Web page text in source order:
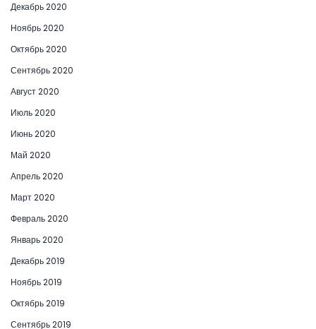
Декабрь 2020
Ноябрь 2020
Октябрь 2020
Сентябрь 2020
Август 2020
Июль 2020
Июнь 2020
Май 2020
Апрель 2020
Март 2020
Февраль 2020
Январь 2020
Декабрь 2019
Ноябрь 2019
Октябрь 2019
Сентябрь 2019